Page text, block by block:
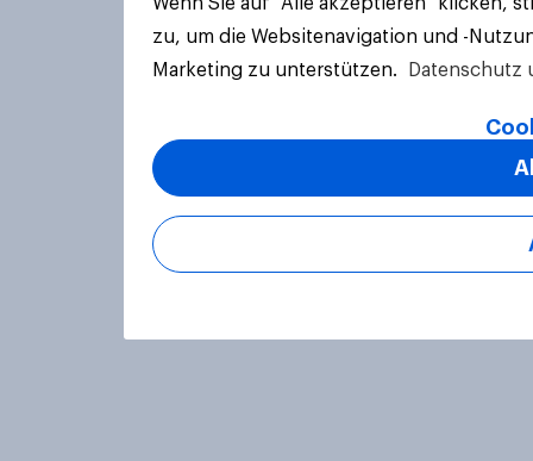
zu, um die Websitenavigation und -
Marketing zu unterstützen.
Datenschutz